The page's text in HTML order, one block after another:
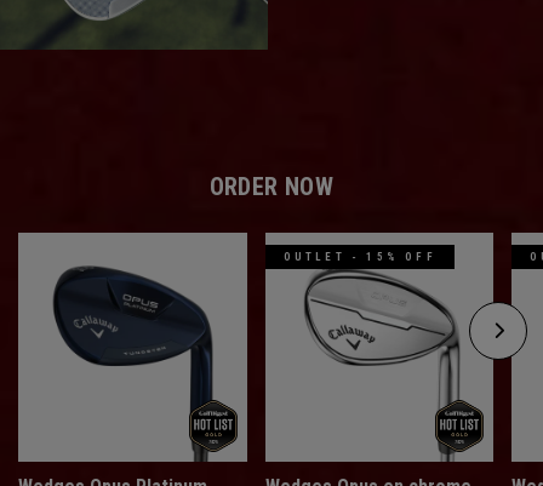
ORDER NOW
OUTLET - 15% OFF